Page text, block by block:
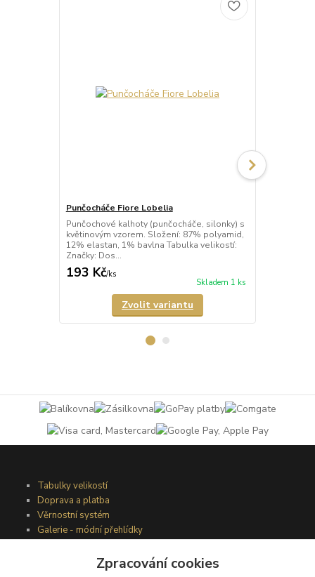
Punčocháče Fiore Lobelia
Punčochové kalhoty (punčocháče, silonky) s
květinovým vzorem. Složení: 87% polyamid,
12% elastan, 1% bavlna Tabulka velikostí:
Značky: Dos...
193 Kč/ks
Skladem 1 ks
Zvolit variantu
Tabulky velikostí
Doprava a platba
Věrnostní systém
Galerie - módní přehlídky
Zpracování cookies